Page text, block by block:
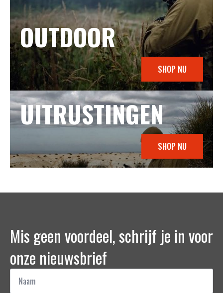
OUTDOOR
SHOP NU
UITRUSTINGEN
SHOP NU
Mis geen voordeel, schrijf je in voor
onze nieuwsbrief
Naam